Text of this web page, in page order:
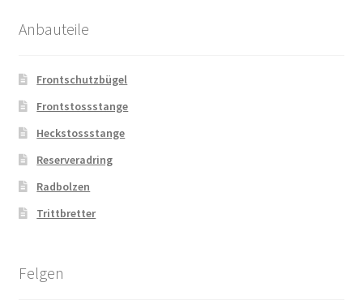
Anbauteile
Frontschutzbügel
Frontstossstange
Heckstossstange
Reserveradring
Radbolzen
Trittbretter
Felgen